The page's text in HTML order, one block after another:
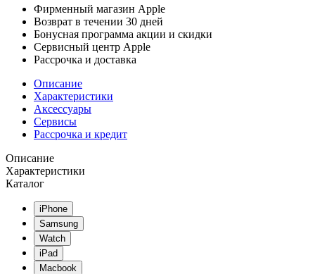
Фирменный магазин Apple
Возврат в течении 30 дней
Бонусная программа акции и скидки
Сервисный центр Apple
Рассрочка и доставка
Описание
Характеристики
Аксессуары
Сервисы
Рассрочка и кредит
Описание
Характеристики
Каталог
iPhone
Samsung
Watch
iPad
Macbook